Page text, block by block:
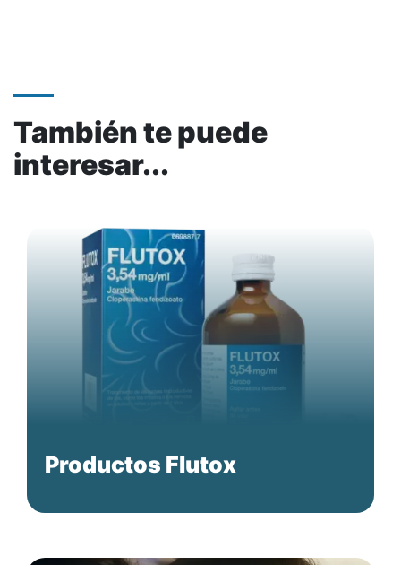
También te puede
interesar...
Productos Flutox